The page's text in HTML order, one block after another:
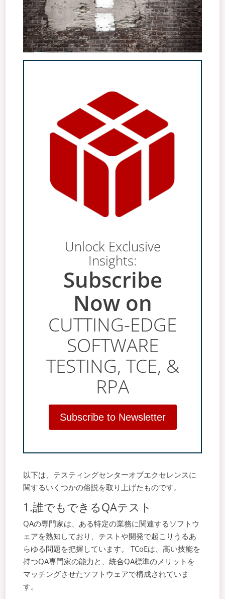
Unlock Exclusive
Insights:
Subscribe
Now on
CUTTING-EDGE
SOFTWARE
TESTING, TCE, &
RPA
Subscribe to Newsletter
以下は、テスティングセンターオブエクセレンスに
関するいくつかの俗説を取り上げたものです。
1.誰でもできるQAテスト
QAの専門家は、ある特定の業務に関連するソフトウ
ェアを熟知しており、テストや開発で起こりうるあ
らゆる問題を把握しています。 TCoEは、高い技能を
持つQA専門家の能力と、統合QA標準のメリットを
マッチングさせたソフトウェアで構成されていま
す。